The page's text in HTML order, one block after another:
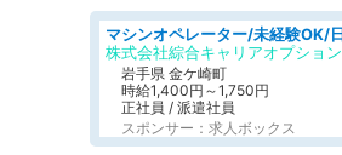
株式会社綜合キャリアオプション
岩手県 金ケ崎町
時給1,400円～1,750円
正社員 / 派遣社員
スポンサー：求人ボックス